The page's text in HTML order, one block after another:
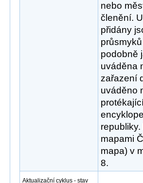
nebo
členění.
přidány
podobně
uváděna
zařazení
uváděno
mapami
mapa) v
8.
Aktualizační cyklus - stav